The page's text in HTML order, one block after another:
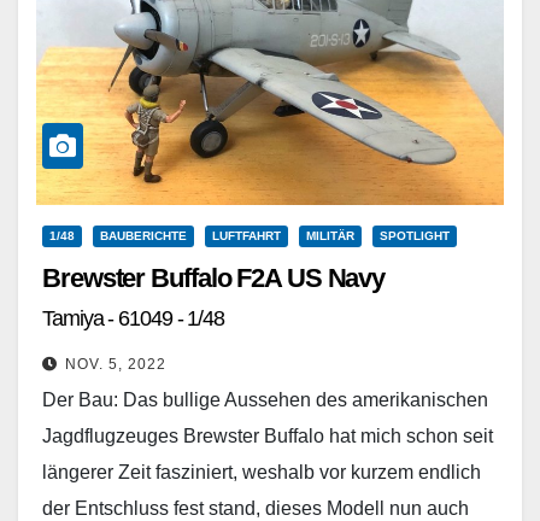
1/48 BAUBERICHTE LUFTFAHRT MILITÄR SPOTLIGHT
Brewster Buffalo F2A US Navy
Tamiya - 61049 - 1/48
NOV. 5, 2022
Der Bau: Das bullige Aussehen des amerikanischen
Jagdflugzeuges Brewster Buffalo hat mich schon seit
längerer Zeit fasziniert, weshalb vor kurzem endlich
der Entschluss fest stand, dieses Modell nun auch